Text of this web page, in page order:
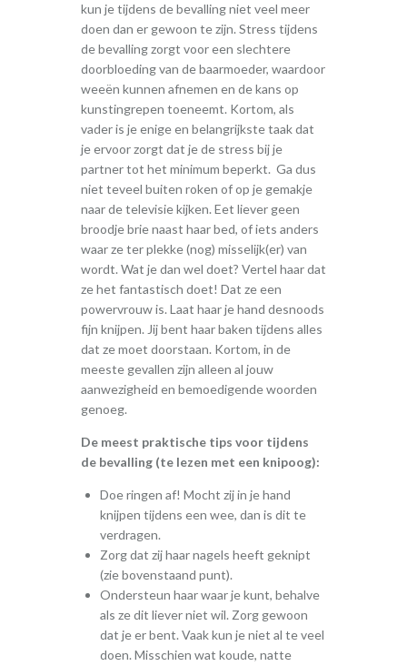
kun je tijdens de bevalling niet veel meer
doen dan er gewoon te zijn. Stress tijdens
de bevalling zorgt voor een slechtere
doorbloeding van de baarmoeder, waardoor
weeën kunnen afnemen en de kans op
kunstingrepen toeneemt. Kortom, als
vader is je enige en belangrijkste taak dat
je ervoor zorgt dat je de stress bij je
partner tot het minimum beperkt. Ga dus
niet teveel buiten roken of op je gemakje
naar de televisie kijken. Eet liever geen
broodje brie naast haar bed, of iets anders
waar ze ter plekke (nog) misselijk(er) van
wordt. Wat je dan wel doet? Vertel haar dat
ze het fantastisch doet! Dat ze een
powervrouw is. Laat haar je hand desnoods
fijn knijpen. Jij bent haar baken tijdens alles
dat ze moet doorstaan. Kortom, in de
meeste gevallen zijn alleen al jouw
aanwezigheid en bemoedigende woorden
genoeg.
De meest praktische tips voor tijdens
de bevalling (te lezen met een knipoog):
Doe ringen af! Mocht zij in je hand
knijpen tijdens een wee, dan is dit te
verdragen.
Zorg dat zij haar nagels heeft geknipt
(zie bovenstaand punt).
Ondersteun haar waar je kunt, behalve
als ze dit liever niet wil. Zorg gewoon
dat je er bent. Vaak kun je niet al te veel
doen. Misschien wat koude, natte